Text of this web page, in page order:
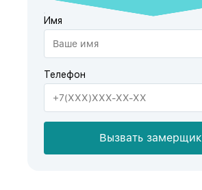
Имя
Телефон
Вызвать